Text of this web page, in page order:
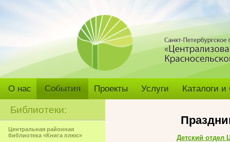
О нас События Проекты Услуги Каталоги
Библиотеки:
Центральная районная
библиотека «Книга плюс»
Детский отдел